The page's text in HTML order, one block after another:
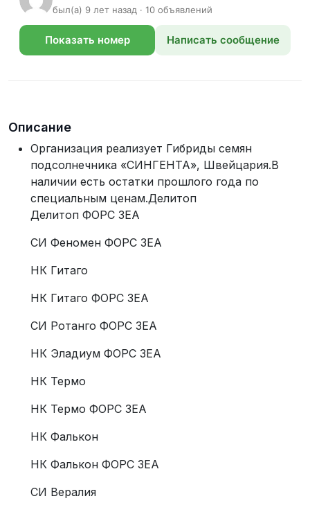
был(а) 9 лет назад · 10 объявлений
Показать номер Написать сообщение
Описание
Организация реализует Гибриды семян
подсолнечника «СИНГЕНТА», Швейцария.В
наличии есть остатки прошлого года по
специальным ценам.Делитоп
Делитоп ФОРС ЗЕА
СИ Феномен ФОРС ЗЕА
НК Гитаго
НК Гитаго ФОРС ЗЕА
СИ Ротанго ФОРС ЗЕА
НК Эладиум ФОРС ЗЕА
НК Термо
НК Термо ФОРС ЗЕА
НК Фалькон
НК Фалькон ФОРС ЗЕА
СИ Вералия